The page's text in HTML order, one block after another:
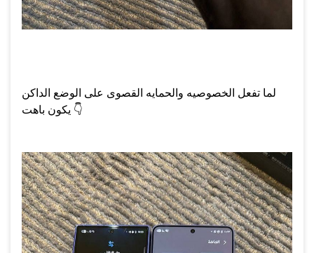
لما تفعل الخصوصيه والحمايه القصوى على الوضع الداكن
👇